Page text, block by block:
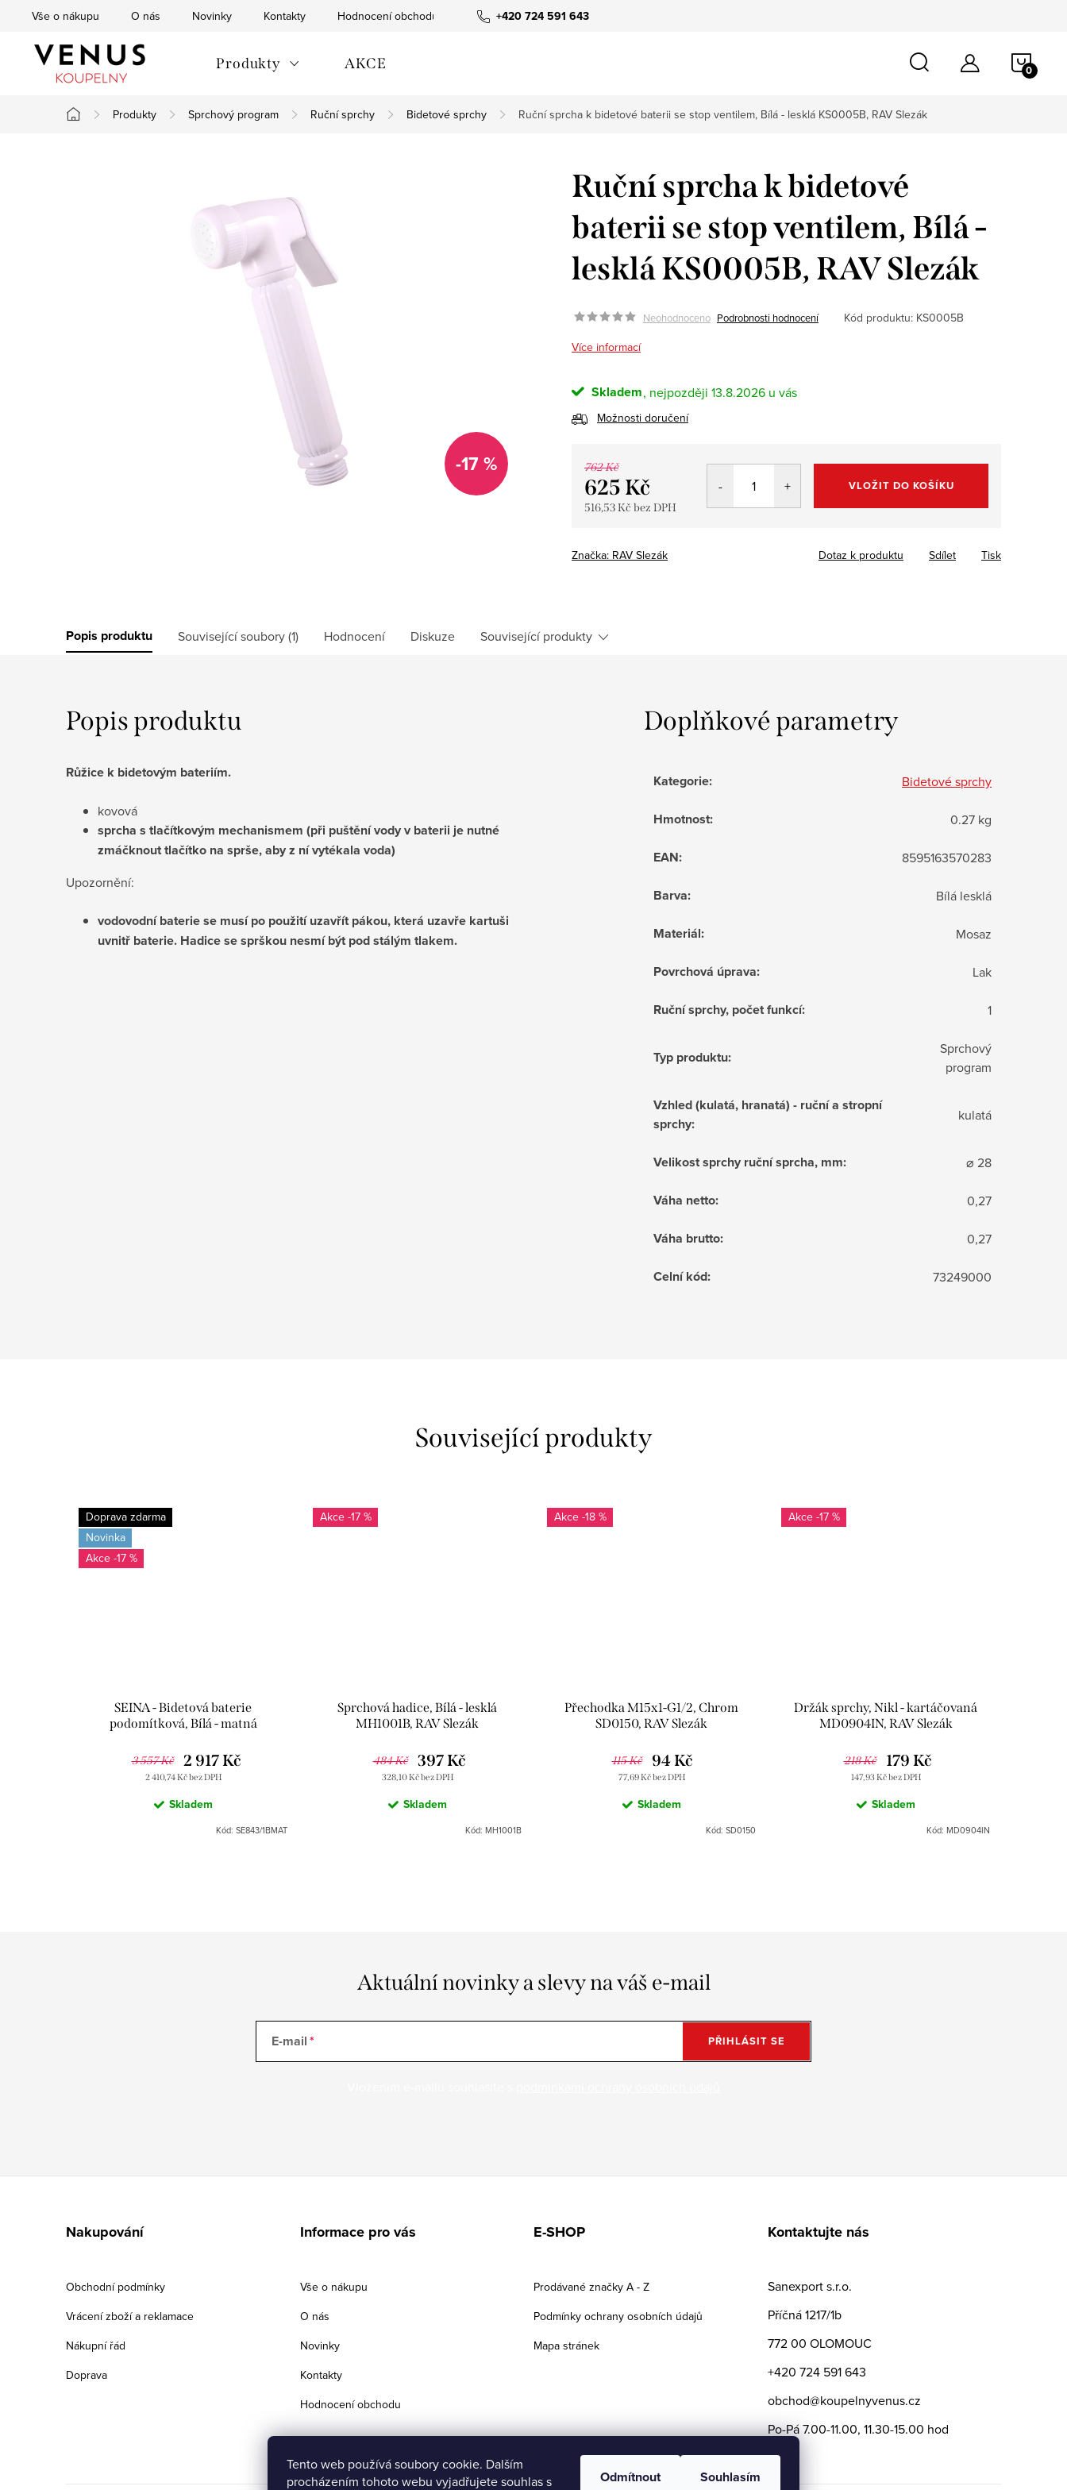
Tento web používá soubory cookie. Dalším
procházením tohoto webu vyjadřujete souhlas s
Odmítnout Souhlasím
+420 724 591 643
Vše o nákupu O nás Novinky Kontakty Hodnocení obchodu
Produkty AKCE
Domů
Produkty Sprchový program Ruční sprchy Bidetové sprchy Ruční sprcha k bidetové baterii se stop ventilem, Bílá - lesklá KS0005B, RAV Slezák
-17 %
Ruční sprcha k bidetové
baterii se stop ventilem, Bílá -
lesklá KS0005B, RAV Slezák
Neohodnoceno Podrobnosti hodnocení Kód produktu: KS0005B
Více informací
Skladem 13.8.2026
Možnosti doručení
762 Kč
625 Kč
516,53 Kč bez DPH
VLOŽIT DO KOŠÍKU
Značka: RAV Slezák Tisk
Dotaz k produktu Sdílet
Popis produktu Související soubory (1) Hodnocení Diskuze Související produkty
Popis produktu
Růžice k bidetovým bateriím.
kovová
sprcha s tlačítkovým mechanismem (při puštění vody v baterii je nutné
zmáčknout tlačítko na sprše, aby z ní vytékala voda)
Upozornění:
vodovodní baterie se musí po použití uzavřít pákou, která uzavře kartuši
uvnitř baterie. Hadice se sprškou nesmí být pod stálým tlakem.
Doplňkové parametry
Kategorie: Bidetové sprchy
Hmotnost: 0.27 kg
EAN: 8595163570283
Barva: Bílá lesklá
Materiál: Mosaz
Povrchová úprava: Lak
Ruční sprchy, počet funkcí: 1
Typ produktu:
Sprchový
program
Vzhled (kulatá, hranatá) - ruční a stropní
sprchy: kulatá
Velikost sprchy ruční sprcha, mm: ⌀ 28
Váha netto: 0,27
Váha brutto: 0,27
Celní kód: 73249000
Související produkty
Doprava zdarma
Novinka
-17 %
SEINA - Bidetová baterie
podomítková, Bílá - matná
3 557 Kč
2 410,74 Kč bez DPH
2 917 Kč
Skladem
Kód: SE843/1BMAT
-17 %
Sprchová hadice, Bílá - lesklá
MH1001B, RAV Slezák
484 Kč
328,10 Kč bez DPH
397 Kč
Skladem
Kód: MH1001B
-18 %
Přechodka M15x1-G1/2, Chrom
SD0150, RAV Slezák
115 Kč
77,69 Kč bez DPH
94 Kč
Skladem
Kód: SD0150
-17 %
Držák sprchy, Nikl - kartáčovaná
MD0904IN, RAV Slezák
218 Kč
147,93 Kč bez DPH
179 Kč
Skladem
Kód: MD0904IN
Aktuální novinky a slevy na váš e-mail
E-mail PŘIHLÁSIT SE
Nakupování
Obchodní podmínky
Vrácení zboží a reklamace
Nákupní řád
Doprava
Informace pro vás
Vše o nákupu
O nás
Novinky
Kontakty
Hodnocení obchodu
E-SHOP
Prodávané značky A - Z
Podmínky ochrany osobních údajů
Mapa stránek
Kontaktujte nás
Sanexport s.r.o.
Příčná 1217/1b
772 00 OLOMOUC
+420 724 591 643
obchod@koupelnyvenus.cz
Po-Pá 7.00-11.00, 11.30-15.00 hod